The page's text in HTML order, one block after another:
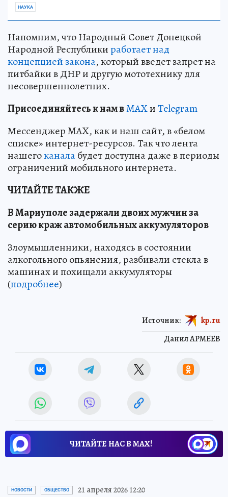
НАУКА
Напомним, что Народный Совет Донецкой
Народной Республикиработает над
концепцией закона, который введет запрет на
питбайки в ДНР и другую мототехнику для
несовершеннолетних.
Присоединяйтесь к нам вMAXиTelegram
Мессенджер MAX, как и наш сайт, в «белом
списке» интернет-ресурсов. Так что лента
нашегоканалабудет доступна даже в периоды
ограничений мобильного интернета.
ЧИТАЙТЕ ТАКЖЕ
В Мариуполе задержали двоих мужчин за
серию краж автомобильных аккумуляторов
Злоумышленники, находясь в состоянии
алкогольного опьянения, разбивали стекла в
машинах и похищали аккумуляторы
(подробнее)
Данил АРМЕЕВ
Источник: kp.ru
ЧИТАЙТЕ НАС В МАХ!
НОВОСТИ ОБЩЕСТВО 21 апреля 2026 12:20